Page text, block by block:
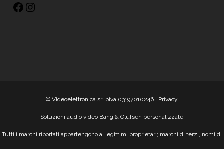
© Videoelettronica srl piva 03197010246 | Privacy
Soluzioni audio video Bang & Olufsen personalizzate
Tutti i marchi riportati appartengono ai legittimi proprietari; marchi di terzi, nomi di